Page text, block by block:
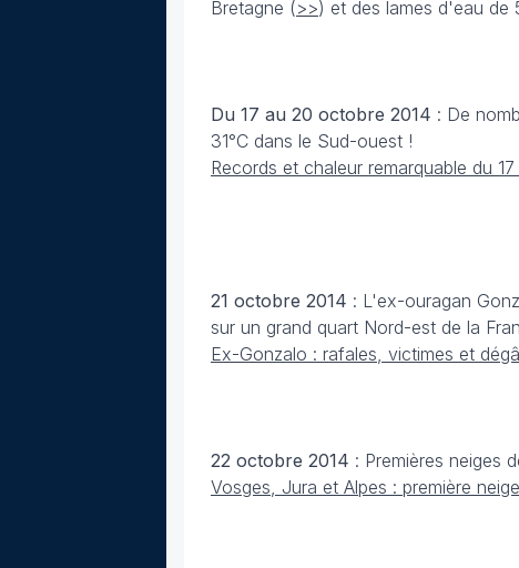
Bretagne (>>) et des lames d'eau de
Du 17 au 20 octobre 2014 : De
31°C dans le Sud-ouest !
Records et chaleur remarquable du
21 octobre 2014 : L'ex-ouragan
sur un grand quart Nord-est de la
Ex-Gonzalo : rafales, victimes et
22 octobre 2014 : Premières neiges
Vosges, Jura et Alpes : première